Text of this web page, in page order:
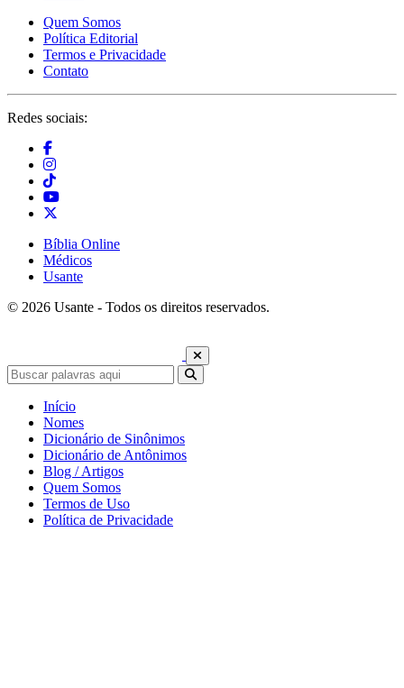
Quem Somos
Política Editorial
Termos e Privacidade
Contato
Redes sociais:
Bíblia Online
Médicos
Usante
© 2026 Usante - Todos os direitos reservados.
Início
Nomes
Dicionário de Sinônimos
Dicionário de Antônimos
Blog / Artigos
Quem Somos
Termos de Uso
Política de Privacidade